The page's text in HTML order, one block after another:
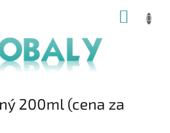
KOŠÍK
200ml (cena za